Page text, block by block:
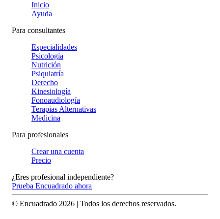
Inicio
Ayuda
Para consultantes
Especialidades
Psicología
Nutrición
Psiquiatría
Derecho
Kinesiología
Fonoaudiología
Terapias Alternativas
Medicina
Para profesionales
Crear una cuenta
Precio
¿Eres profesional independiente?
Prueba Encuadrado ahora
© Encuadrado 2026 | Todos los derechos reservados.